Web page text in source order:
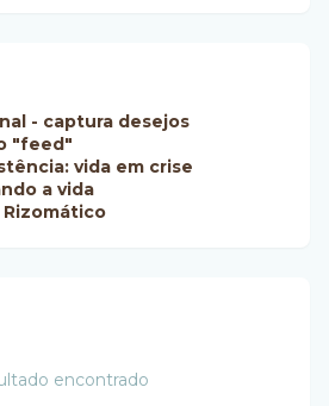
- captura desejos
"feed"
vida em crise
a vida
encontrado